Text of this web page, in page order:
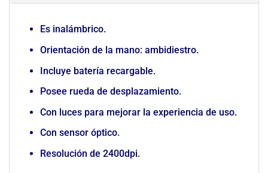
Es inalámbrico.
Orientación de la mano: ambidiestro.
Incluye batería recargable.
Posee rueda de desplazamiento.
Con luces para mejorar la experiencia de uso.
Con sensor óptico.
Resolución de 2400dpi.